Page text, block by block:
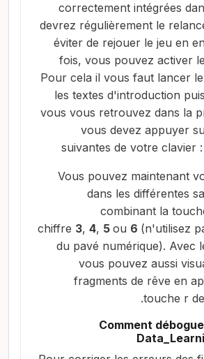
correctement intégrées
devrez régulièrement le
éviter de rejouer le jeu en
fois, vous pouvez activer
Pour cela il vous faut lancer
les textes d'introduction
vous vous retrouvez dans la
vous devez appuyer
suivantes de votre clavier :
Vous pouvez maintenant
dans les différentes
combinant la
chiffre 3, 4, 5 ou 6 (n'utilisez
du pavé numérique). Avec
vous pouvez aussi
fragments de rêve en
touche r
Comment